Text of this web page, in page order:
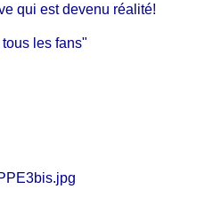
qui est devenu réalité!
les fans"